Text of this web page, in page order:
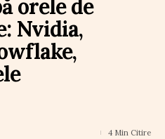
orele de
Nvidia,
4 Min Citire